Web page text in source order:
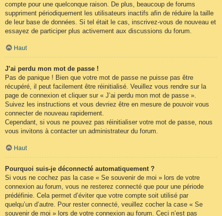
compte pour une quelconque raison. De plus, beaucoup de forums
suppriment périodiquement les utilisateurs inactifs afin de réduire la taille
de leur base de données. Si tel était le cas, inscrivez-vous de nouveau et
essayez de participer plus activement aux discussions du forum.
Haut
J’ai perdu mon mot de passe !
Pas de panique ! Bien que votre mot de passe ne puisse pas être
récupéré, il peut facilement être réinitialisé. Veuillez vous rendre sur la
page de connexion et cliquer sur « J’ai perdu mon mot de passe ».
Suivez les instructions et vous devriez être en mesure de pouvoir vous
connecter de nouveau rapidement.
Cependant, si vous ne pouvez pas réinitialiser votre mot de passe, nous
vous invitons à contacter un administrateur du forum.
Haut
Pourquoi suis-je déconnecté automatiquement ?
Si vous ne cochez pas la case « Se souvenir de moi » lors de votre
connexion au forum, vous ne resterez connecté que pour une période
prédéfinie. Cela permet d’éviter que votre compte soit utilisé par
quelqu’un d’autre. Pour rester connecté, veuillez cocher la case « Se
souvenir de moi » lors de votre connexion au forum. Ceci n’est pas